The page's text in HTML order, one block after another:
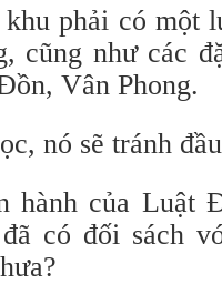
phải có một
cũng như các
Vân Phong.
nó sẽ tránh
hành của Luật
có đối sách